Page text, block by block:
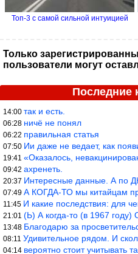
Топ-3 с самой сильной интуицией
Только
пользователи могут
Последние
14:00 так и есть.
06:28 ничё не понял
06:22 правильная статья
07:50 Ии даже не ведает, как
19:41 «Оказалось, невакцинированное
09:42 ахренеть.
20:37 Интересные данные. А по ДНК
07:49 А КОГДА-ТО мы китайцам
11:45 И какие последствия: для чего
21:01 (Ь) А когда-то (в 1967 году)
13:48 Благодарю за
08:11 Удивительное рядом. И сколько
04:14 вероятно стоит учитывать